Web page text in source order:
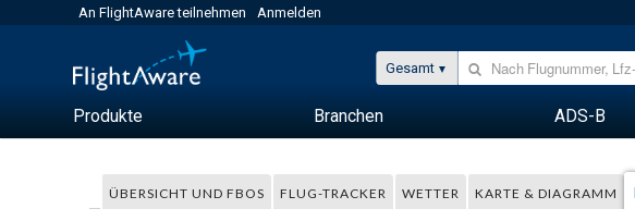
An FlightAware teilnehmen Anmelden
Gesamt
Produkte Branchen ADS-B
ÜBERSICHT UND FBOS FLUG-TRACKER WETTER KARTE & DIAGRAMM